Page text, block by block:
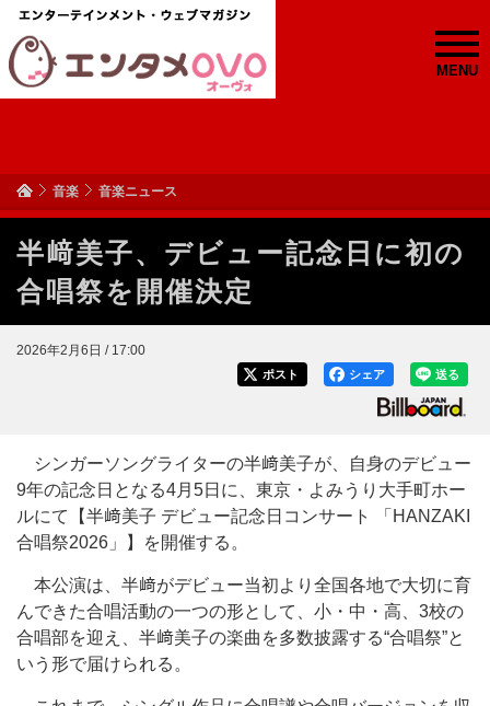
MENU
音楽 音楽ニュース
半﨑美子、デビュー記念日に初の
合唱祭を開催決定
2026年2月6日 / 17:00
送る
シェア
ポスト
シンガーソングライターの半﨑美子が、自身のデビュー
9年の記念日となる4月5日に、東京・よみうり大手町ホー
ルにて【半﨑美子 デビュー記念日コンサート 「HANZAKI
合唱祭2026」】を開催する。
本公演は、半﨑がデビュー当初より全国各地で大切に育
んできた合唱活動の一つの形として、小・中・高、3校の
合唱部を迎え、半﨑美子の楽曲を多数披露する“合唱祭”と
いう形で届けられる。